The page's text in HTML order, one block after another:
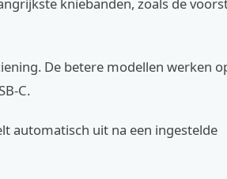
De betere modellen werken
C.
automatisch uit na een ingestelde